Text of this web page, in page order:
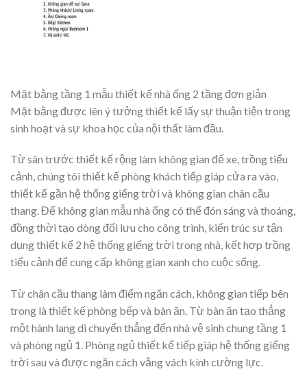
Mặt bằng tầng 1 mẫu thiết kế nhà ống 2 tầng đơn giản
Mặt bằng được lên ý tưởng thiết kế lấy sự thuận tiện trong
sinh hoạt và sự khoa học của nội thất làm đầu.
Từ sân trước thiết kế rộng làm không gian để xe, trồng tiểu
cảnh, chúng tôi thiết kế phòng khách tiếp giáp cửa ra vào,
thiết kế gần hệ thống giếng trời và không gian chân cầu
thang. Để không gian mẫu nhà ống có thể đón sáng và thoáng,
đồng thời tạo dòng đối lưu cho công trình, kiến trúc sư tận
dụng thiết kế 2 hệ thống giếng trời trong nhà, kết hợp trồng
tiểu cảnh để cung cấp không gian xanh cho cuộc sống.
Từ chân cầu thang làm điểm ngăn cách, không gian tiếp bên
trong là thiết kế phòng bếp và bàn ăn. Từ bàn ăn tạo thẳng
một hành lang di chuyển thẳng đến nhà vệ sinh chung tầng 1
và phòng ngủ 1. Phòng ngủ thiết kế tiếp giáp hệ thống giếng
trời sau và được ngăn cách vằng vách kính cường lực.